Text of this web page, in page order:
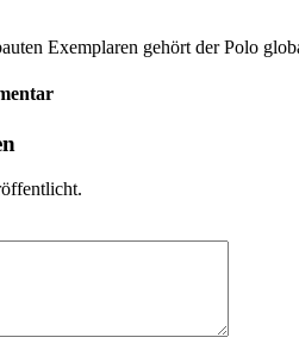
Exemplaren gehört der Polo